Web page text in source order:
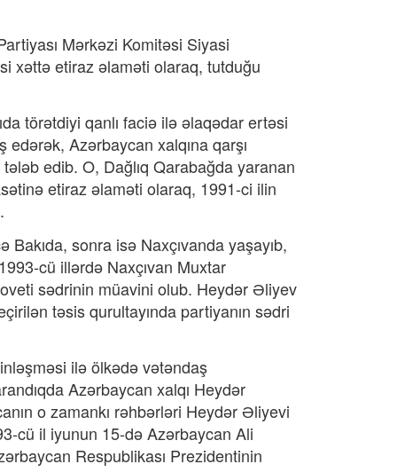
Mərkəzi Komitəsi Siyasi
xəttə etiraz əlaməti olaraq, tutduğu
törətdiyi qanlı faciə ilə əlaqədar ertəsi
edərək, Azərbaycan xalqına qarşı
tələb edib. O, Dağlıq Qarabağda yaranan
etiraz əlaməti olaraq, 1991-ci ilin
sonra isə Naxçıvanda yaşayıb,
cü illərdə Naxçıvan Muxtar
sədrinin müavini olub. Heydər Əliyev
təsis qurultayında partiyanın sədri
ilə ölkədə vətəndaş
Azərbaycan xalqı Heydər
o zamankı rəhbərləri Heydər Əliyevi
cü il iyunun 15-də Azərbaycan Ali
Respublikası Prezidentinin